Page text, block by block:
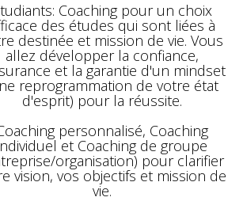
Coaching pour un choix
des études qui sont liées à
destinée et mission de vie. Vous
allez développer la confiance,
et la garantie d'un mindset
reprogrammation de votre état
d'esprit) pour la réussite.
personnalisé, Coaching
et Coaching de groupe
organisation) pour clarifier
vision, vos objectifs et mission de
vie.